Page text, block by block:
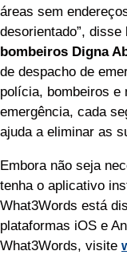
áreas sem
desorientado”, disse
bombeiros Digna
de despacho de
polícia, bombeiros e
emergência, cada
ajuda a eliminar as
Embora não seja
tenha o aplicativo
What3Words está
plataformas iOS e
What3Words, visite